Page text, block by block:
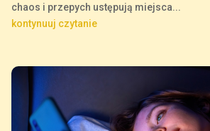
chaos i przepych ustępują miejsca...
kontynuuj czytanie